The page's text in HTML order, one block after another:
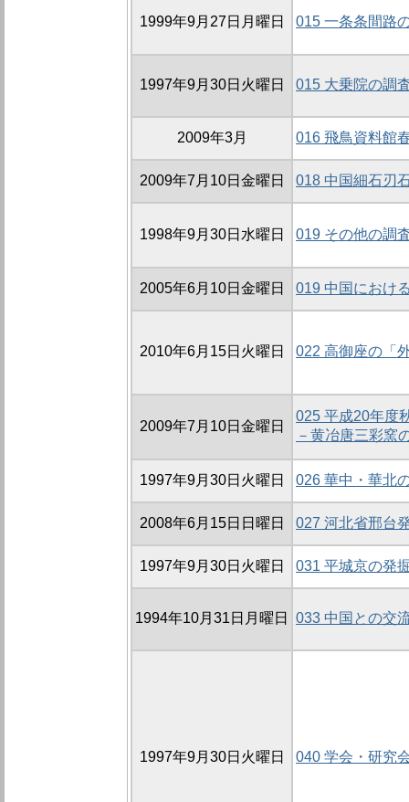
1999年9月27日月曜日 015 一条条間路
1997年9月30日火曜日 015 大乗院の調
2009年3月 016 飛鳥資料館
2009年7月10日金曜日 018 中国細石刃
1998年9月30日水曜日 019 その他の調
2005年6月10日金曜日 019 中国におけ
2010年6月15日火曜日 022 高御座の「
2009年7月10日金曜日
025 平成20年度
－黄冶唐三彩窯
1997年9月30日火曜日 026 華中・華北
2008年6月15日日曜日 027 河北省邢台
1997年9月30日火曜日 031 平城京の発
1994年10月31日月曜日 033 中国との交
1997年9月30日火曜日 040 学会・研究